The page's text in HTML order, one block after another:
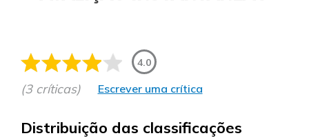
4.0
(3 críticas) Escrever uma crítica
Distribuição das classificações